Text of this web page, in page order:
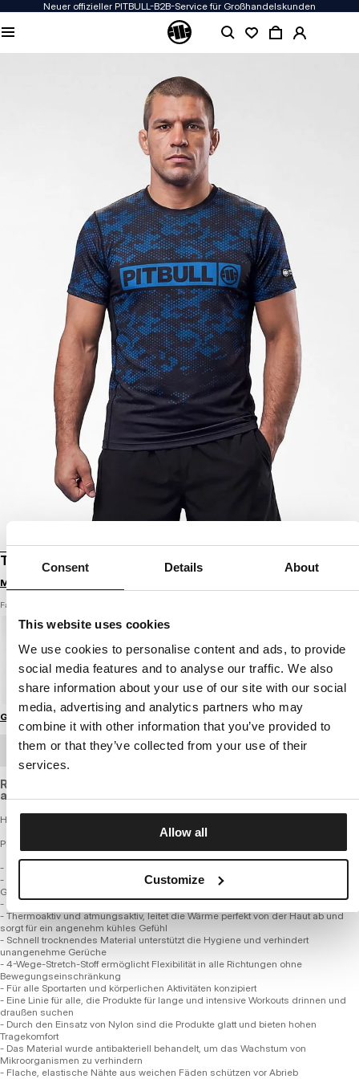
Consent Details About
This website uses cookies
We use cookies to personalise content and ads, to provide
social media features and to analyse our traffic. We also
share information about your use of our site with our social
media, advertising and analytics partners who may
combine it with other information that you’ve provided to
them or that they’ve collected from your use of their
services.
Allow all
Customize
Neuer offizieller PITBULL-B2B-Service für Großhandelskunden
T-SHIRT MESH HEX CAMO HILLTOP
Melde dich an, um Preise zu sehen
Farbe: blau
Größenratgeber
GROSSHANDELSBESTELLUNG
Regular fit sports T-shirt made of breathable, quick-drying
and elastic fabric with inserts for better ventilation.
Herren Technisches Mesh-Sport-T-Shirt - HEX CAMO HILLTOP
PERFORMANCE PRO + SERIE
- Bequeme reguläre Passform
- Hergestellt aus hochwertigen Polyamidfasern mit zusätzlichem elastischem
Garn
- Deutlich verfeinerte Stoffmischung im Vergleich zu gängigen Marktprodukten
- Thermoaktiv und atmungsaktiv, leitet die Wärme perfekt von der Haut ab und
sorgt für ein angenehm kühles Gefühl
- Schnell trocknendes Material unterstützt die Hygiene und verhindert
unangenehme Gerüche
- 4-Wege-Stretch-Stoff ermöglicht Flexibilität in alle Richtungen ohne
Bewegungseinschränkung
- Für alle Sportarten und körperlichen Aktivitäten konzipiert
- Eine Linie für alle, die Produkte für lange und intensive Workouts drinnen und
draußen suchen
- Durch den Einsatz von Nylon sind die Produkte glatt und bieten hohen
Tragekomfort
- Das Material wurde antibakteriell behandelt, um das Wachstum von
Mikroorganismen zu verhindern
- Flache, elastische Nähte aus weichen Fäden schützen vor Abrieb